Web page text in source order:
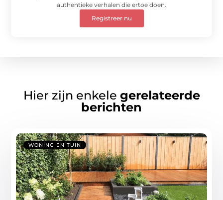
authentieke verhalen die ertoe doen.
Registreer nu
Hier zijn enkele gerelateerde
berichten
WONING EN TUIN